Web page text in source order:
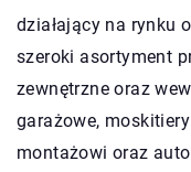
działający na rynku
szeroki asortyment
zewnętrzne oraz
garażowe,
montażowi oraz